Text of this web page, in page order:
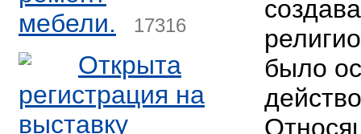
мебели.
17316
Открыта
регистрация на
выставку
было